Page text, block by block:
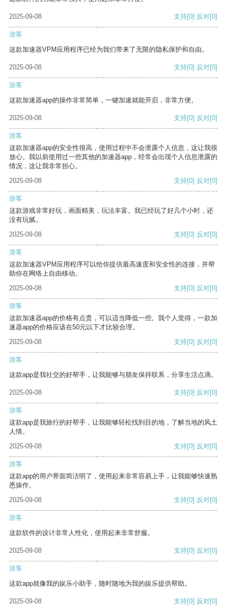
2025-09-08 支持[0] 反对[0]
游客
这款加速器VPM应用程序已经为我们带来了无限的隐私保护和自由。
2025-09-08 支持[0] 反对[0]
游客
这款加速器app的操作非常简单，一键加速就能开启，非常方便。
2025-09-08 支持[0] 反对[0]
游客
这款加速器app的安全性很高，使用过程中不会泄露个人信息，这让我很
放心。我以前使用过一些其他的加速器app，经常会出现个人信息泄露的
情况，这让我非常担心。
2025-09-08
支持[0] 反对[0]
游客
这款游戏非常好玩，画面精美，玩法丰富。我已经玩了好几个小时，还
没有玩腻。
2025-09-08
支持[0] 反对[0]
游客
这款加速器VPM应用程序可以给你提供最高速度和安全性的连接，并帮
助你在网络上自由移动。
2025-09-08
支持[0] 反对[0]
游客
这款加速器app的价格有点贵，可以适当降低一些。我个人觉得，一款加
速器app的价格应该在50元以下才比较合理。
2025-09-08
支持[0] 反对[0]
游客
这款app是我社交的好帮手，让我能够与朋友保持联系，分享生活点滴。
2025-09-08 支持[0] 反对[0]
游客
这款app是我旅行的好帮手，让我能够轻松找到目的地，了解当地的风土
人情。
2025-09-08
支持[0] 反对[0]
游客
这款app的用户界面简洁明了，使用起来非常容易上手，让我能够快速熟
悉操作。
2025-09-08
支持[0] 反对[0]
游客
这款软件的设计非常人性化，使用起来非常舒服。
2025-09-08 支持[0] 反对[0]
游客
这款app就像我的娱乐小助手，随时随地为我的娱乐提供帮助。
2025-09-08 支持[0] 反对[0]